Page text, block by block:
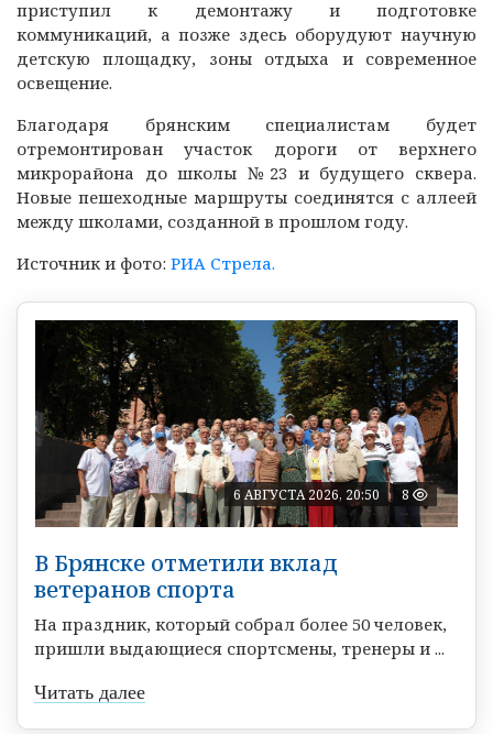
приступил к демонтажу и подготовке
коммуникаций, а позже здесь оборудуют научную
детскую площадку, зоны отдыха и современное
освещение.
Благодаря брянским специалистам будет
отремонтирован участок дороги от верхнего
микрорайона до школы №23 и будущего сквера.
Новые пешеходные маршруты соединятся с аллеей
между школами, созданной в прошлом году.
Источник и фото: РИА Стрела.
6 АВГУСТА 2026, 20:50 8
В Брянске отметили вклад
ветеранов спорта
На праздник, который собрал более 50 человек,
пришли выдающиеся спортсмены, тренеры и ...
Читать далее